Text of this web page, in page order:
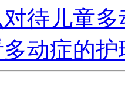
待儿童多
动症的